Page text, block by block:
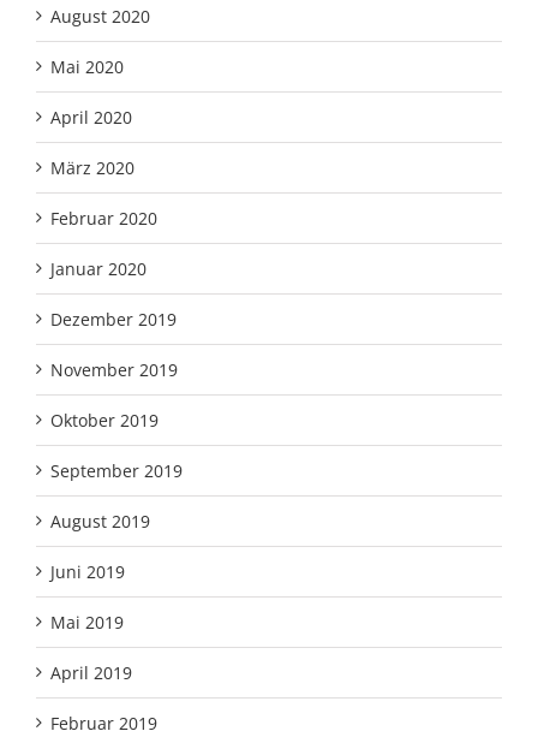
August 2020
Mai 2020
April 2020
März 2020
Februar 2020
Januar 2020
Dezember 2019
November 2019
Oktober 2019
September 2019
August 2019
Juni 2019
Mai 2019
April 2019
Februar 2019